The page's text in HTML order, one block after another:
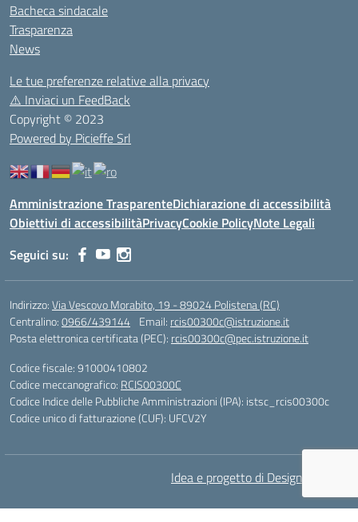
Bacheca sindacale
Trasparenza
News
Le tue preferenze relative alla privacy
⚠️ Inviaci un FeedBack
Copyright © 2023
Powered by Picieffe Srl
Amministrazione TrasparenteDichiarazione di accessibilità
Obiettivi di accessibilitàPrivacyCookie PolicyNote Legali
Seguici su:
Indirizzo:Via Vescovo Morabito, 19 - 89024 Polistena (RC)
Centralino:0966/439144 Email: rcis00300c@istruzione.it
Posta elettronica certificata (PEC): rcis00300c@pec.istruzione.it
Codice fiscale: 91000410802
Codice meccanografico: RCIS00300C
Codice Indice delle Pubbliche Amministrazioni (IPA): istsc_rcis00300c
Codice unico di fatturazione (CUF): UFCV2Y
Idea e progetto di Designers Italia